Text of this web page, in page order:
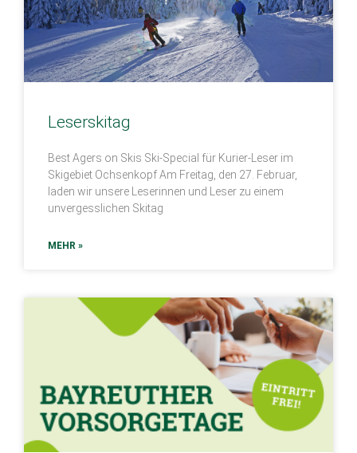
Leserskitag
Best Agers on Skis Ski-Special für Kurier-Leser im
Skigebiet Ochsenkopf Am Freitag, den 27. Februar,
laden wir unsere Leserinnen und Leser zu einem
unvergesslichen Skitag
MEHR »